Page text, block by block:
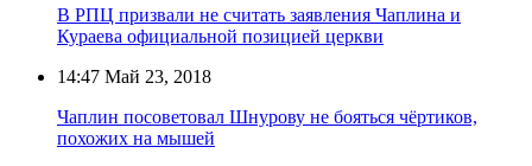
В РПЦ призвали не считать заявления Чаплина и
Кураева официальной позицией церкви
14:47 Май 23, 2018
Чаплин посоветовал Шнурову не бояться чёртиков,
похожих на мышей